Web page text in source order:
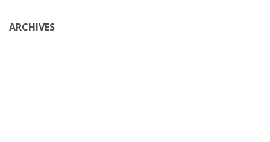
ARCHIVES